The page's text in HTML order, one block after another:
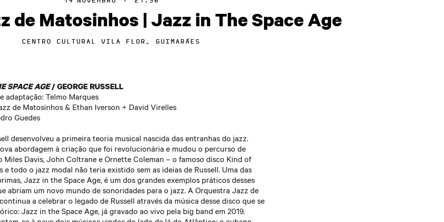
- piano
- guitarra
- contrabaixo
- bateria
abriam um novo mundo de sonoridades para o jazz. A Orquestra Jazz de
a celebrar o legado de Russell através da música desse disco que se
Jazz in the Space Age, já gravado ao vivo pela big band em 2019.
- piano
- piano
Educativo da Orquestra de Jazz de Matosinhos, tem desenvolvido
se deixam influenciar por conceitos não-musicais (outros media artísticos,
como veículo para encontrar novas formas de fazer música.
Os elementos que compõem o grupo são maioritariamente provenientes de
musicais formais, encontrando (também) no Cluster uma
ou complemento dessa prática como um espaço livre de exploração
- Direção Musical
- Violoncelo
- Violoncelo
- Flauta
de Matosinhos | Jazz in The Space Age
CENTRO CULTURAL VILA FLOR, GUIMARÃES
SPACE AGE/ GEORGE RUSSELL
adaptação: Telmo Marques
de Matosinhos & Ethan Iverson + David Virelles
Guedes
desenvolveu a primeira teoria musical nascida das entranhas do jazz.
abordagem à criação que foi revolucionária e mudou o percurso de
Miles Davis, John Coltrane e Ornette Coleman – o famoso disco Kind of
e todo o jazz modal não teria existido sem as ideias de Russell. Uma das
Jazz in the Space Age, é um dos grandes exemplos práticos desses
abriam um novo mundo de sonoridades para o jazz. A Orquestra Jazz de
a celebrar o legado de Russell através da música desse disco que se
Jazz in the Space Age, já gravado ao vivo pela big band em 2019.